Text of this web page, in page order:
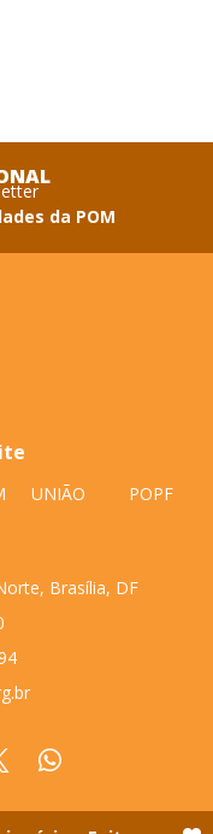
da POM
UNIÃO POPF
Brasília, DF